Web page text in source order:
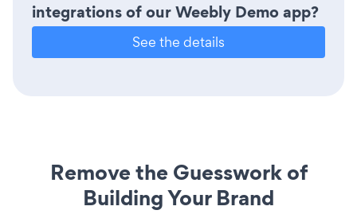
integrations of our Weebly Demo app?
See the details
Remove the Guesswork of
Building Your Brand